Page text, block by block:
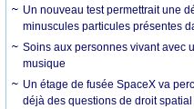
Un nouveau test permettrait une
minuscules particules présentes
Soins aux personnes vivant avec
musique
Un étage de fusée SpaceX va
déjà des questions de droit spatial